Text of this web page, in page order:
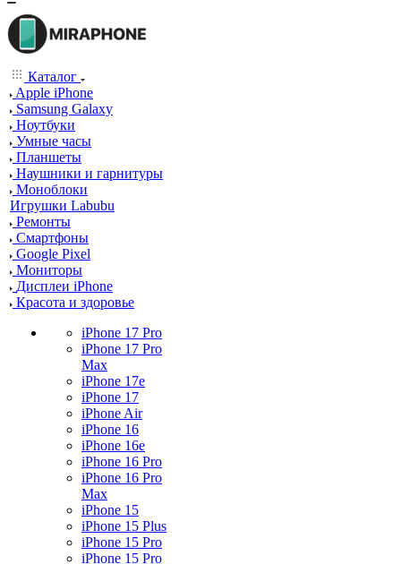
Каталог
Apple iPhone
Samsung Galaxy
Ноутбуки
Умные часы
Планшеты
Наушники и гарнитуры
Моноблоки
Игрушки Labubu
Ремонты
Смартфоны
Google Pixel
Мониторы
Дисплеи iPhone
Красота и здоровье
iPhone 17 Pro
iPhone 17 Pro
Max
iPhone 17e
iPhone 17
iPhone Air
iPhone 16
iPhone 16e
iPhone 16 Pro
iPhone 16 Pro
Max
iPhone 15
iPhone 15 Plus
iPhone 15 Pro
iPhone 15 Pro